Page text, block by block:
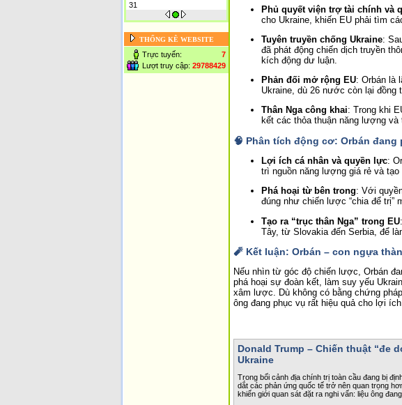
31
THỐNG KÊ WEBSITE
Trực tuyến:
7
Lượt truy cập: 29788429
Phủ quyết viện trợ tài chính và
cho Ukraine, khiến EU phải tìm
Tuyên truyền chống Ukraine:
đã phát động chiến dịch truyền
kích động dư luận.
Phản đối mở rộng EU: Orbán là
Ukraine, dù 26 nước còn lại đồng
Thân Nga công khai: Trong khi
kết các thỏa thuận năng lượng
🧠 Phân tích động cơ: Orbán đang
Lợi ích cá nhân và quyền lực:
trì nguồn năng lượng giá rẻ và
Phá hoại từ bên trong: Với
đúng như chiến lược “chia để trị”
Tạo ra “trục thân Nga” trong EU
Tây, từ Slovakia đến Serbia, để
🧨 Kết luận: Orbán – con ngựa
Nếu nhìn từ góc độ chiến lược, Orbán
phá hoại sự đoàn kết, làm suy yếu
xâm lược. Dù không có bằng chứng
ông đang phục vụ rất hiệu quả cho lợi
Donald Trump – Chiến thuật “đe
Ukraine
Trong bối cảnh địa chính trị toàn cầu đang bị
dắt các phản ứng quốc tế trở nên quan trọng
khiến giới quan sát đặt ra nghi vấn: liệu ông